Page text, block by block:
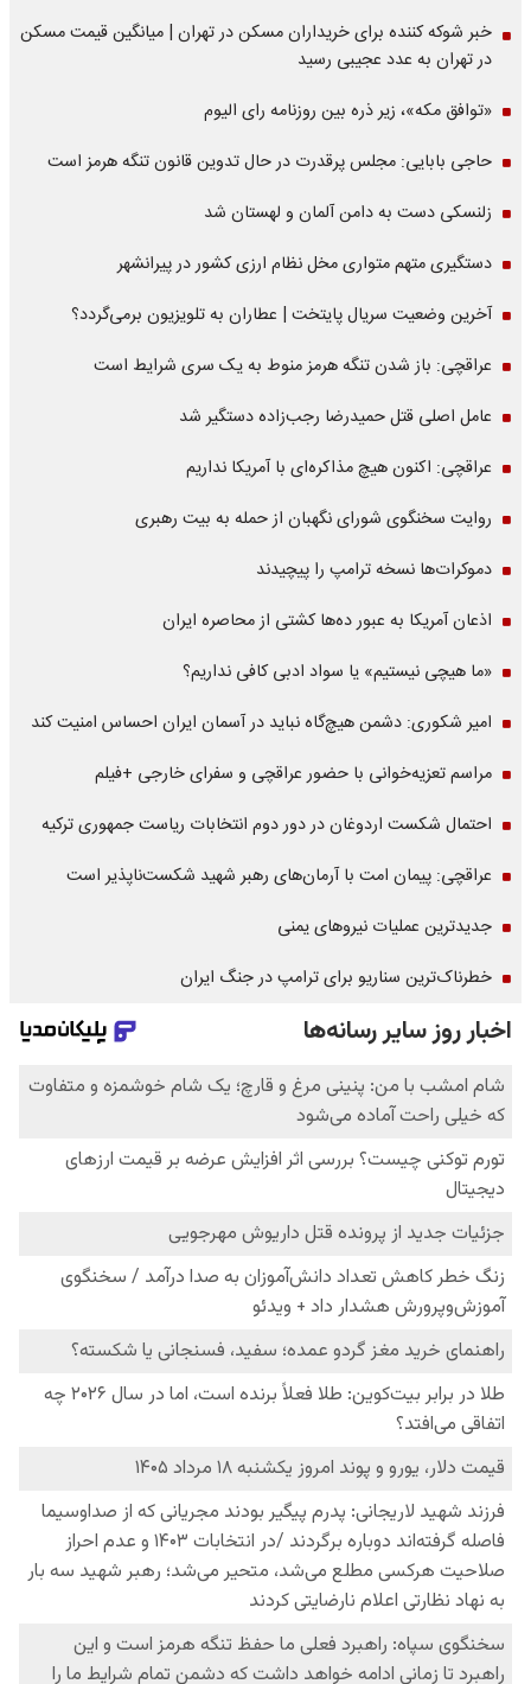
خبر شوکه کننده برای خریداران مسکن در تهران | میانگین قیمت مسکن
در تهران به عدد عجیبی رسید
«توافق مکه»، زیر ذره بین روزنامه رای الیوم
حاجی بابایی: مجلس پرقدرت در حال تدوین قانون تنگه هرمز است
زلنسکی دست به دامن آلمان و لهستان شد
دستگیری متهم متواری مخل نظام ارزی کشور در پیرانشهر
آخرین وضعیت سریال پایتخت | عطاران به تلویزیون برمی‌گردد؟
عراقچی: باز شدن تنگه هرمز منوط به یک سری شرایط است
عامل اصلی قتل حمیدرضا رجب‌زاده دستگیر شد
عراقچی: اکنون هیچ مذاکره‌ای با آمریکا نداریم
روایت سخنگوی شورای نگهبان از حمله به بیت رهبری
دموکرات‌ها نسخه ترامپ را پیچیدند
اذعان آمریکا به عبور ده‌ها کشتی از محاصره ایران
«ما هیچی نیستیم» یا سواد ادبی کافی نداریم؟
امیر شکوری: دشمن هیچ‌گاه نباید در آسمان ایران احساس امنیت کند
مراسم تعزیه‌خوانی با حضور عراقچی و سفرای خارجی +فیلم
احتمال شکست اردوغان در دور دوم انتخابات ریاست جمهوری ترکیه
عراقچی: پیمان امت با آرمان‌های رهبر شهید شکست‌ناپذیر است
جدیدترین عملیات نیروهای یمنی
خطرناک‌ترین سناریو برای ترامپ در جنگ ایران